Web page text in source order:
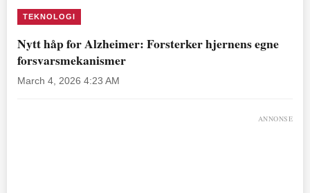
TEKNOLOGI
Nytt håp for Alzheimer: Forsterker hjernens egne
forsvarsmekanismer
March 4, 2026 4:23 AM
ANNONSE